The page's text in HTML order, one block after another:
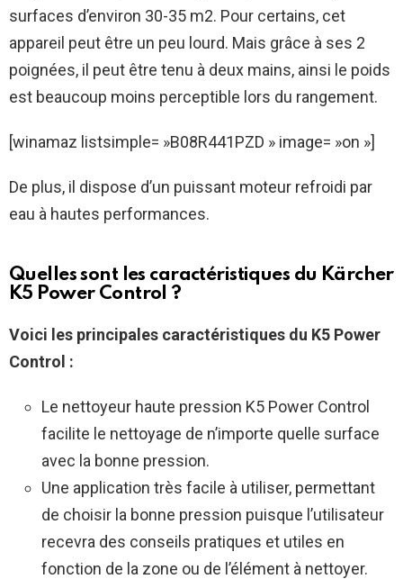
surfaces d’environ 30-35 m2. Pour certains, cet
appareil peut être un peu lourd. Mais grâce à ses 2
poignées, il peut être tenu à deux mains, ainsi le poids
est beaucoup moins perceptible lors du rangement.
[winamaz listsimple= »B08R441PZD » image= »on »]
De plus, il dispose d’un puissant moteur refroidi par
eau à hautes performances.
Quelles sont les caractéristiques du Kärcher
K5 Power Control ?
Voici les principales caractéristiques du K5 Power
Control :
Le nettoyeur haute pression K5 Power Control
facilite le nettoyage de n’importe quelle surface
avec la bonne pression.
Une application très facile à utiliser, permettant
de choisir la bonne pression puisque l’utilisateur
recevra des conseils pratiques et utiles en
fonction de la zone ou de l’élément à nettoyer.